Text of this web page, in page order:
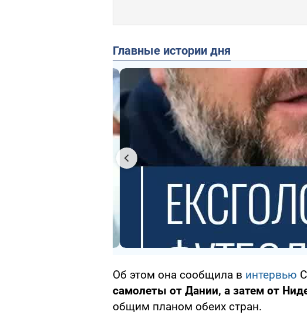
Главные истории дня
Об этом она сообщила в интервью
самолеты от Дании, а затем от
общим планом обеих стран.